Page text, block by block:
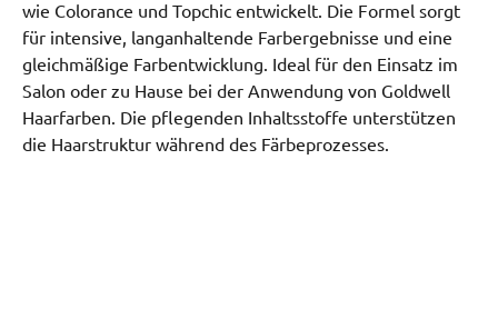
wie Colorance und Topchic entwickelt. Die Formel sorgt
für intensive, langanhaltende Farbergebnisse und eine
gleichmäßige Farbentwicklung. Ideal für den Einsatz im
Salon oder zu Hause bei der Anwendung von Goldwell
Haarfarben. Die pflegenden Inhaltsstoffe unterstützen
die Haarstruktur während des Färbeprozesses.